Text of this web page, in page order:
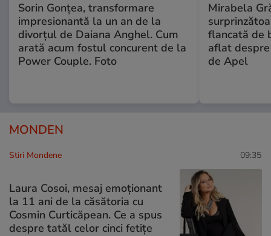
Sorin Gonțea, transformare
impresionantă la un an de la
divorțul de Daiana Anghel. Cum
arată acum fostul concurent de la
Power Couple. Foto
Mirabela
flancată de
aflat
de Apel
MONDEN
Stiri Mondene 09:35
Laura Cosoi, mesaj emoționant
la 11 ani de la căsătoria cu
Cosmin Curticăpean. Ce a spus
despre tatăl celor cinci fetițe